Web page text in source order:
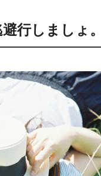
行しましょ。